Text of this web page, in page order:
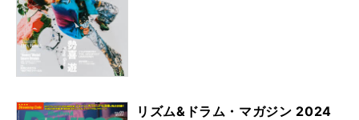
リズム&ドラム・マガジン 2024